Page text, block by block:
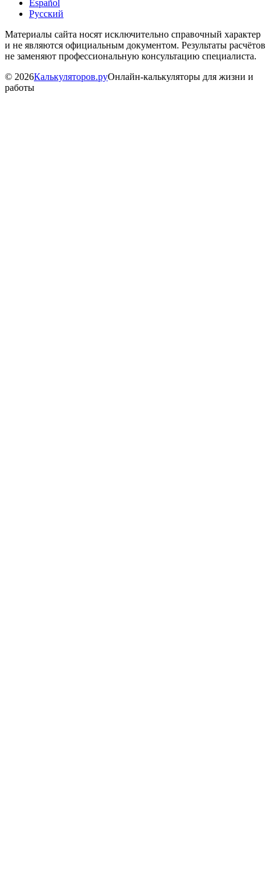
Español
Русский
Материалы сайта носят исключительно справочный характер
и не являются официальным документом. Результаты расчётов
не заменяют профессиональную консультацию специалиста.
© 2026Калькуляторов.руОнлайн-калькуляторы для жизни и
работы